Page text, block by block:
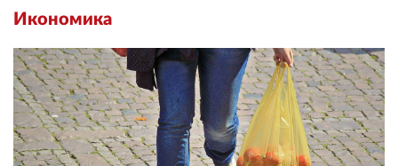
Икономика